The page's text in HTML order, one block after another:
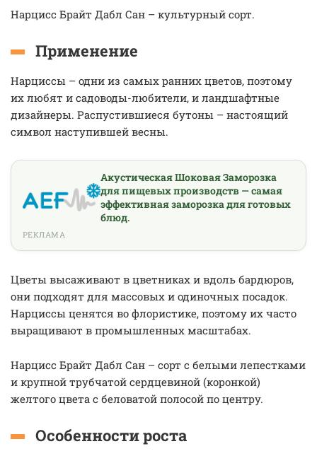
Нарцисс Брайт Дабл Сан – культурный сорт.
Применение
Нарциссы – одни из самых ранних цветов, поэтому
их любят и садоводы-любители, и ландшафтные
дизайнеры. Распустившиеся бутоны – настоящий
символ наступившей весны.
Акустическая Шоковая Заморозка
для пищевых производств — самая
эффективная заморозка для готовых
блюд.
РЕКЛАМА
Цветы высаживают в цветниках и вдоль бардюров,
они подходят для массовых и одиночных посадок.
Нарциссы ценятся во флористике, поэтому их часто
выращивают в промышленных масштабах.
Нарцисс Брайт Дабл Сан – сорт с белыми лепестками
и крупной трубчатой сердцевиной (коронкой)
желтого цвета с беловатой полосой по центру.
Особенности роста